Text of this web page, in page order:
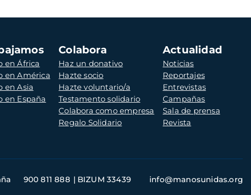
en África
en América
en Asia
en España
Colabora
Haz un donativo
Hazte socio
Hazte voluntario/a
Testamento solidario
Colabora como empresa
Regalo Solidario
Actualidad
Noticias
Reportajes
Entrevistas
Campañas
Sala de prensa
Revista
900 811 888 BIZUM 33439 info@manosunidas.org